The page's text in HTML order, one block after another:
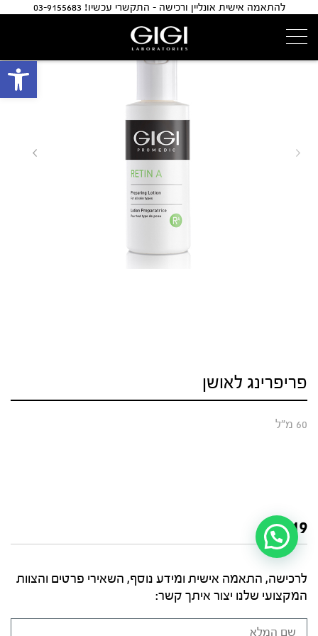
להתאמה אישית אונליין ורכישה - התקשרי עכשיו! 03-9155683
פריפרינג לאושן
60 מ"ל
₪219
לרכישה, התאמה אישית ומידע נוסף, השאירי פרטים והצוות
המקצועי שלנו יצור איתך קשר: